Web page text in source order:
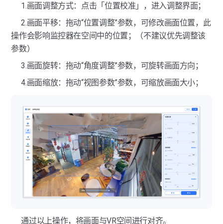
1.画面调整方式：点击「位置校准」，进入调整界面；
2.画面平移：拖动“位置调整”参数，可修改画面位置，此
操作会影响监控器在空间中的位置；（不建议优先调整该
参数）
3.画面旋转：拖动“角度调整”参数，可旋转画面方向；
4.画面缩放：拖动“视图参数”参数，可缩放画面大小；
通过以上操作，将画面与VR空间进行对齐。